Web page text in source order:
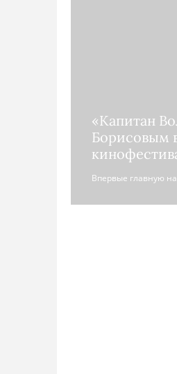
«Капитан
Борисовым
Впервые главную